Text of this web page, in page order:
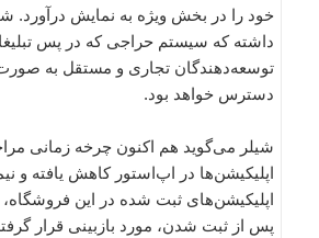
خود را در بخش ویژه به نمایش درآورد.
داشته که سیستم حراجی‌ که در پس
توسعه‌دهندگان تجاری و مستقل به صورت
دسترس خواهد بود.
شیلر می‌گوید هم اکنون چرخه زمانی
اپلیکیشن‌ها در اپ‌استور کاهش یافته و